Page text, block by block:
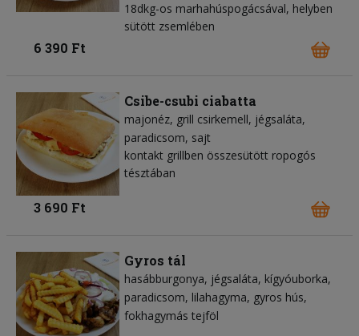
18dkg-os marhahúspogácsával, helyben
sütött zsemlében
6 390 Ft
Csibe-csubi ciabatta
majonéz grill csirkemell jégsaláta
paradicsom sajt
kontakt grillben összesütött ropogós
tésztában
3 690 Ft
Gyros tál
hasábburgonya jégsaláta kígyóuborka
paradicsom lilahagyma gyros hús
fokhagymás tejföl